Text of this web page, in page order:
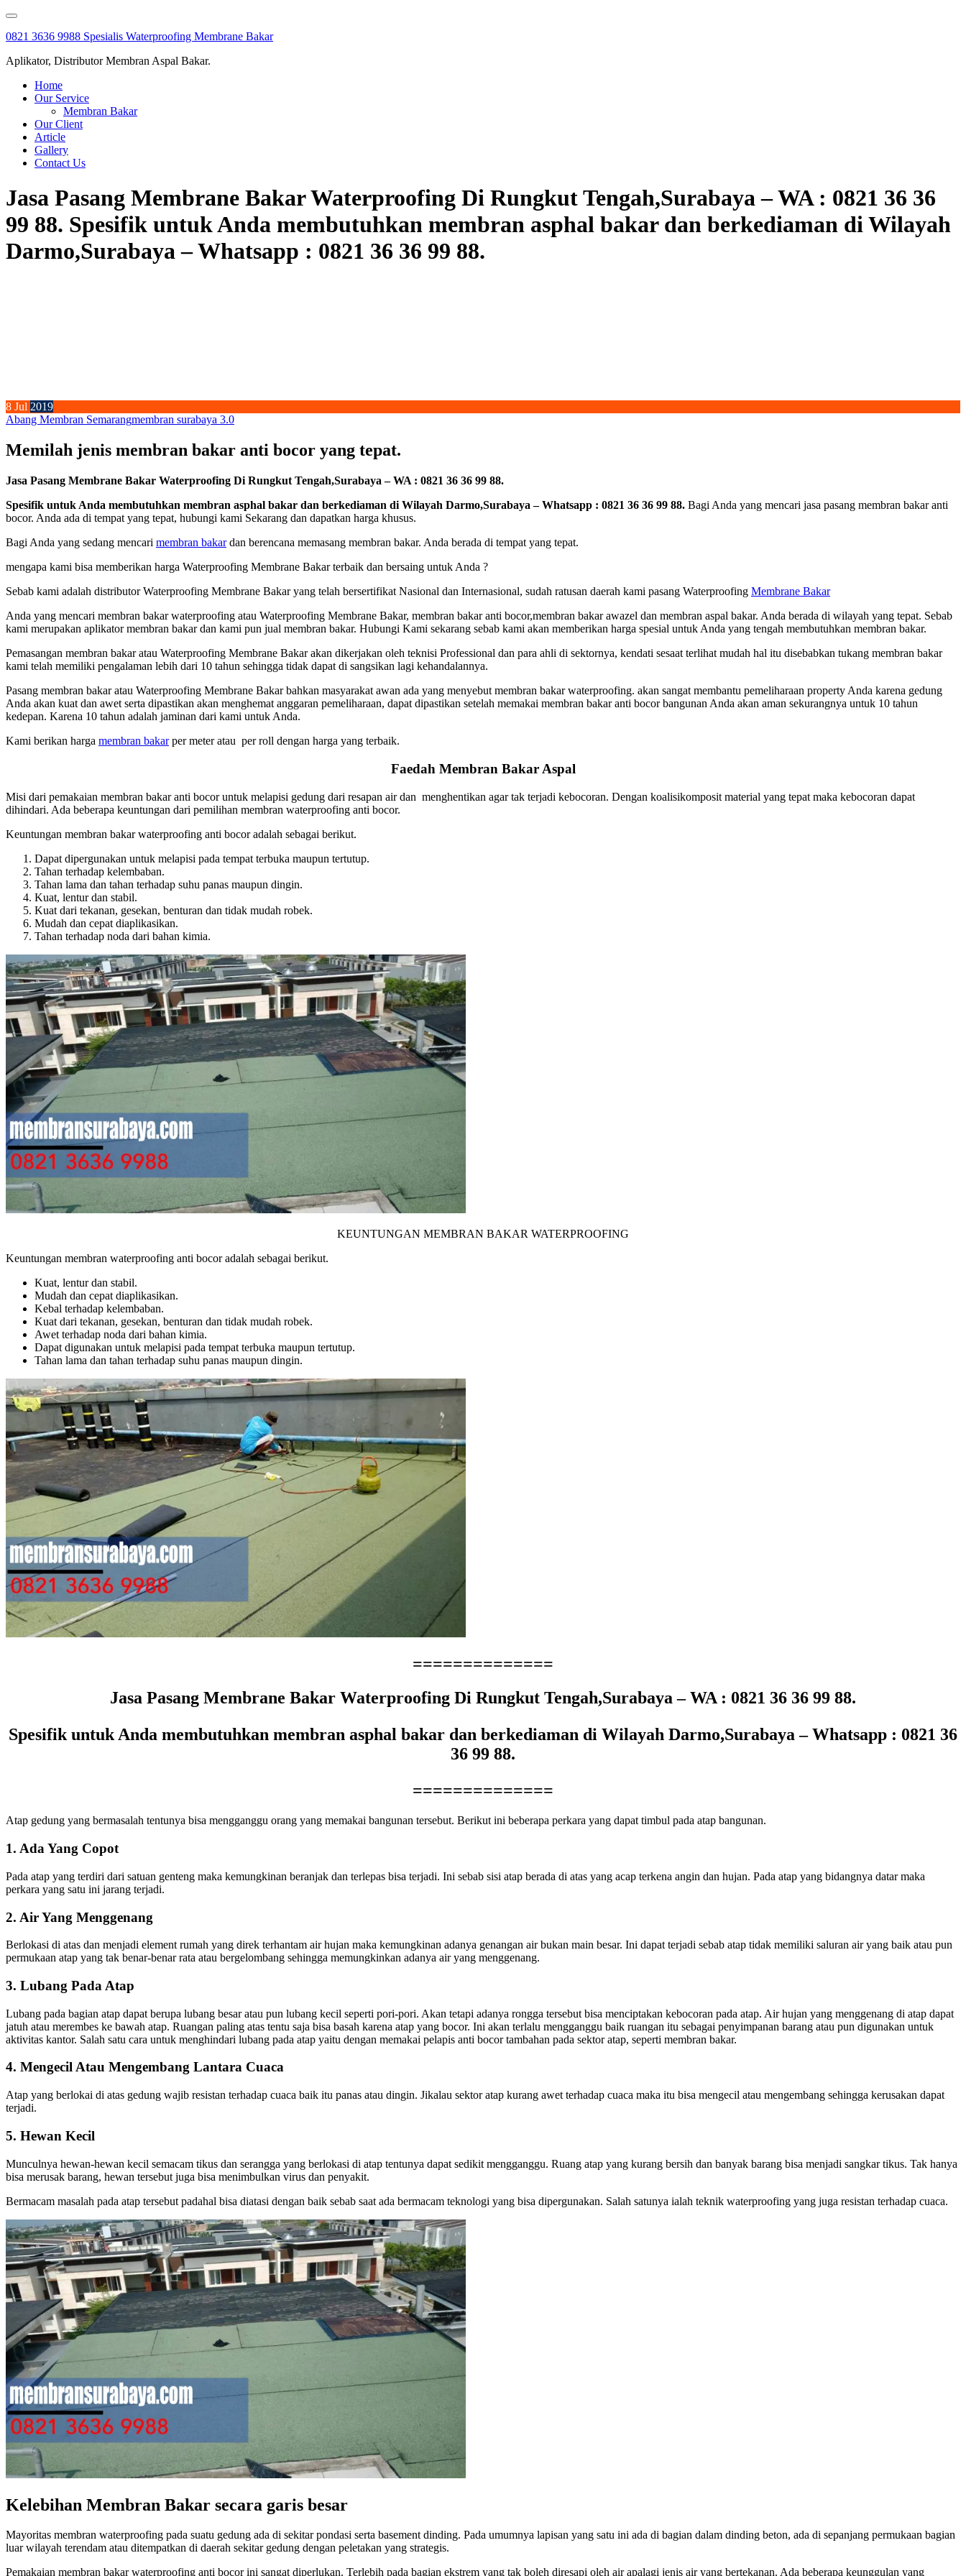
Skip
content
0821 3636 9988 Spesialis Waterproofing Membrane Bakar
Aplikator, Distributor Membran Aspal Bakar.
Home
Our Service
Membran Bakar
Our Client
Article
Gallery
Contact Us
Jasa Pasang Membrane Bakar Waterproofing Di Rungkut Tengah,Surabaya – WA : 0821 36 36
99 88. Spesifik untuk Anda membutuhkan membran asphal bakar dan berkediaman di Wilayah
Darmo,Surabaya – Whatsapp : 0821 36 36 99 88.
8 Jul 2019
Abang Membran Semarangmembran surabaya 3.0
Memilah jenis membran bakar anti bocor yang tepat.
Jasa Pasang Membrane Bakar Waterproofing Di Rungkut Tengah,Surabaya – WA : 0821 36 36 99 88.
Spesifik untuk Anda membutuhkan membran asphal bakar dan berkediaman di Wilayah Darmo,Surabaya – Whatsapp : 0821 36 36 99 88. Bagi Anda yang mencari jasa pasang membran bakar anti
bocor. Anda ada di tempat yang tepat, hubungi kami Sekarang dan dapatkan harga khusus.
Bagi Anda yang sedang mencari membran bakardan berencana memasang membran bakar. Anda berada di tempat yang tepat.
mengapa kami bisa memberikan harga Waterproofing Membrane Bakar terbaik dan bersaing untuk Anda ?
Sebab kami adalah distributor Waterproofing Membrane Bakar yang telah bersertifikat Nasional dan Internasional, sudah ratusan daerah kami pasang Waterproofing Membrane Bakar
Anda yang mencari membran bakar waterproofing atau Waterproofing Membrane Bakar, membran bakar anti bocor,membran bakar awazel dan membran aspal bakar. Anda berada di wilayah yang tepat. Sebab
kami merupakan aplikator membran bakar dan kami pun jual membran bakar. Hubungi Kami sekarang sebab kami akan memberikan harga spesial untuk Anda yang tengah membutuhkan membran bakar.
Pemasangan membran bakar atau Waterproofing Membrane Bakar akan dikerjakan oleh teknisi Professional dan para ahli di sektornya, kendati sesaat terlihat mudah hal itu disebabkan tukang membran bakar
kami telah memiliki pengalaman lebih dari 10 tahun sehingga tidak dapat di sangsikan lagi kehandalannya.
Pasang membran bakar atau Waterproofing Membrane Bakar bahkan masyarakat awan ada yang menyebut membran bakar waterproofing. akan sangat membantu pemeliharaan property Anda karena gedung
Anda akan kuat dan awet serta dipastikan akan menghemat anggaran pemeliharaan, dapat dipastikan setelah memakai membran bakar anti bocor bangunan Anda akan aman sekurangnya untuk 10 tahun
kedepan. Karena 10 tahun adalah jaminan dari kami untuk Anda.
Kami berikan harga membran bakarper meter atau per roll dengan harga yang terbaik.
Faedah Membran Bakar Aspal
Misi dari pemakaian membran bakar anti bocor untuk melapisi gedung dari resapan air dan menghentikan agar tak terjadi kebocoran. Dengan koalisikomposit material yang tepat maka kebocoran dapat
dihindari. Ada beberapa keuntungan dari pemilihan membran waterproofing anti bocor.
Keuntungan membran bakar waterproofing anti bocor adalah sebagai berikut.
Dapat dipergunakan untuk melapisi pada tempat terbuka maupun tertutup.
Tahan terhadap kelembaban.
Tahan lama dan tahan terhadap suhu panas maupun dingin.
Kuat, lentur dan stabil.
Kuat dari tekanan, gesekan, benturan dan tidak mudah robek.
Mudah dan cepat diaplikasikan.
Tahan terhadap noda dari bahan kimia.
KEUNTUNGAN MEMBRAN BAKAR WATERPROOFING
Keuntungan membran waterproofing anti bocor adalah sebagai berikut.
Kuat, lentur dan stabil.
Mudah dan cepat diaplikasikan.
Kebal terhadap kelembaban.
Kuat dari tekanan, gesekan, benturan dan tidak mudah robek.
Awet terhadap noda dari bahan kimia.
Dapat digunakan untuk melapisi pada tempat terbuka maupun tertutup.
Tahan lama dan tahan terhadap suhu panas maupun dingin.
==============
Jasa Pasang Membrane Bakar Waterproofing Di Rungkut Tengah,Surabaya – WA : 0821 36 36 99 88.
Spesifik untuk Anda membutuhkan membran asphal bakar dan berkediaman di Wilayah Darmo,Surabaya – Whatsapp : 0821 36
36 99 88.
==============
Atap gedung yang bermasalah tentunya bisa mengganggu orang yang memakai bangunan tersebut. Berikut ini beberapa perkara yang dapat timbul pada atap bangunan.
1. Ada Yang Copot
Pada atap yang terdiri dari satuan genteng maka kemungkinan beranjak dan terlepas bisa terjadi. Ini sebab sisi atap berada di atas yang acap terkena angin dan hujan. Pada atap yang bidangnya datar maka
perkara yang satu ini jarang terjadi.
2. Air Yang Menggenang
Berlokasi di atas dan menjadi element rumah yang direk terhantam air hujan maka kemungkinan adanya genangan air bukan main besar. Ini dapat terjadi sebab atap tidak memiliki saluran air yang baik atau pun
permukaan atap yang tak benar-benar rata atau bergelombang sehingga memungkinkan adanya air yang menggenang.
3. Lubang Pada Atap
Lubang pada bagian atap dapat berupa lubang besar atau pun lubang kecil seperti pori-pori. Akan tetapi adanya rongga tersebut bisa menciptakan kebocoran pada atap. Air hujan yang menggenang di atap dapat
jatuh atau merembes ke bawah atap. Ruangan paling atas tentu saja bisa basah karena atap yang bocor. Ini akan terlalu mengganggu baik ruangan itu sebagai penyimpanan barang atau pun digunakan untuk
aktivitas kantor. Salah satu cara untuk menghindari lubang pada atap yaitu dengan memakai pelapis anti bocor tambahan pada sektor atap, seperti membran bakar.
4. Mengecil Atau Mengembang Lantara Cuaca
Atap yang berlokai di atas gedung wajib resistan terhadap cuaca baik itu panas atau dingin. Jikalau sektor atap kurang awet terhadap cuaca maka itu bisa mengecil atau mengembang sehingga kerusakan dapat
terjadi.
5. Hewan Kecil
Munculnya hewan-hewan kecil semacam tikus dan serangga yang berlokasi di atap tentunya dapat sedikit mengganggu. Ruang atap yang kurang bersih dan banyak barang bisa menjadi sangkar tikus. Tak hanya
bisa merusak barang, hewan tersebut juga bisa menimbulkan virus dan penyakit.
Bermacam masalah pada atap tersebut padahal bisa diatasi dengan baik sebab saat ada bermacam teknologi yang bisa dipergunakan. Salah satunya ialah teknik waterproofing yang juga resistan terhadap cuaca.
Kelebihan Membran Bakar secara garis besar
Mayoritas membran waterproofing pada suatu gedung ada di sekitar pondasi serta basement dinding. Pada umumnya lapisan yang satu ini ada di bagian dalam dinding beton, ada di sepanjang permukaan bagian
luar wilayah terendam atau ditempatkan di daerah sekitar gedung dengan peletakan yang strategis.
Pemakaian membran bakar waterproofing anti bocor ini sangat diperlukan. Terlebih pada bagian ekstrem yang tak boleh diresapi oleh air apalagi jenis air yang bertekanan. Ada beberapa keunggulan yang